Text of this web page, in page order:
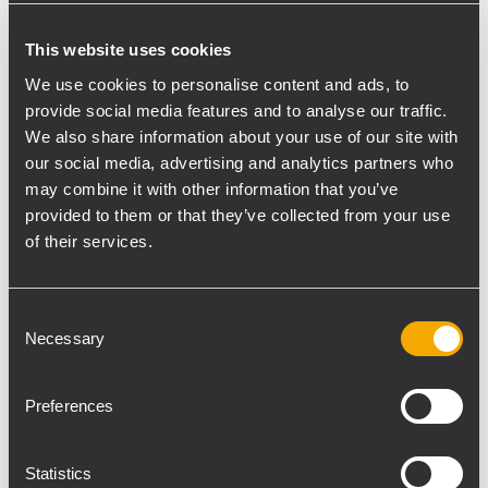
This website uses cookies
We use cookies to personalise content and ads, to
provide social media features and to analyse our traffic.
We also share information about your use of our site with
our social media, advertising and analytics partners who
may combine it with other information that you’ve
provided to them or that they’ve collected from your use
of their services.
Selection
Necessary
Preferences
Statistics
wurden mit einem einzigen CM Motor mit
einer Tonne Tragkraft geflogen. Das
Dollysystem mit vier HDL 50-A bzw. HDL
30-A Modulen ermöglichte eine schnelle
und einfache Installation mit nur zwei
Riggern. Die zwanzig SUB 9006-AS wurden
an der Bühnenfront in zwei Reihen à zehn
Subwoofern installiert. Ihre Curved-End-
reduzierte gleichzeitig die Abstrahlung der
Main-PA wurden die beiden Delay-Türme
mit einem Cluster aus 8 HDL 30-A Modulen
aufgebaut, die mit einem einzigen 500-kg-